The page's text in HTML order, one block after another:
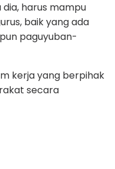
harus mampu
baik yang ada
paguyuban-
kerja yang berpihak
secara